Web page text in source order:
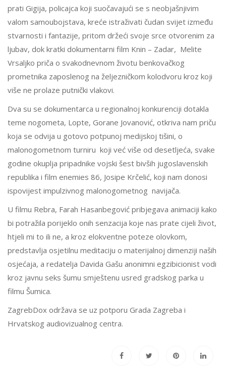
prati Gigija, policajca koji suočavajući se s neobjašnjivim
valom samoubojstava, kreće istraživati čudan svijet između
stvarnosti i fantazije, pritom držeći svoje srce otvorenim za
ljubav, dok kratki dokumentarni film Knin – Zadar, Melite
Vrsaljko priča o svakodnevnom životu benkovačkog
prometnika zaposlenog na željezničkom kolodvoru kroz koji
više ne prolaze putnički vlakovi.
Dva su se dokumentarca u regionalnoj konkurenciji dotakla
teme nogometa, Lopte, Gorane Jovanović, otkriva nam priču
koja se odvija u gotovo potpunoj medijskoj tišini, o
malonogometnom turniru koji već više od desetljeća, svake
godine okuplja pripadnike vojski šest bivših jugoslavenskih
republika i film enemies 86, Josipe Krčelić, koji nam donosi
ispovijest impulzivnog malonogometnog navijača.
U filmu Rebra, Farah Hasanbegović pribjegava animaciji kako
bi potražila porijeklo onih senzacija koje nas prate cijeli život,
htjeli mi to ili ne, a kroz elokventne poteze olovkom,
predstavlja osjetilnu meditaciju o materijalnoj dimenziji naših
osjećaja, a redatelja Davida Gašu anonimni egzibicionist vodi
kroz javnu seks šumu smještenu usred gradskog parka u
filmu Šumica.
ZagrebDox održava se uz potporu Grada Zagreba i
Hrvatskog audiovizualnog centra.